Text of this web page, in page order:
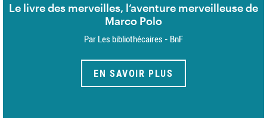
Le livre des merveilles, l’aventure merveilleuse de
Marco Polo
Par Les bibliothécaires - BnF
EN SAVOIR PLUS